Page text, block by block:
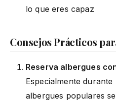
lo que eres capaz
Consejos Prácticos
Reserva albergues
Especialmente
albergues populares